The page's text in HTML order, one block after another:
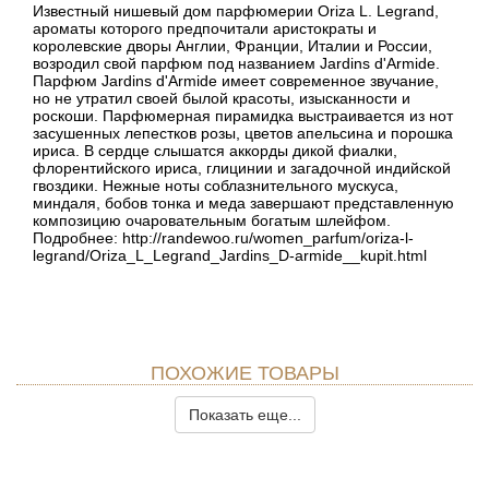
Известный нишевый дом парфюмерии Oriza L. Legrand,
ароматы которого предпочитали аристократы и
королевские дворы Англии, Франции, Италии и России,
возродил свой парфюм под названием Jardins d'Armide.
Парфюм Jardins d'Armide имеет современное звучание,
но не утратил своей былой красоты, изысканности и
роскоши. Парфюмерная пирамидка выстраивается из нот
засушенных лепестков розы, цветов апельсина и порошка
ириса. В сердце слышатся аккорды дикой фиалки,
флорентийского ириса, глицинии и загадочной индийской
гвоздики. Нежные ноты соблазнительного мускуса,
миндаля, бобов тонка и меда завершают представленную
композицию очаровательным богатым шлейфом.
Подробнее: http://randewoo.ru/women_parfum/oriza-l-
legrand/Oriza_L_Legrand_Jardins_D-armide__kupit.html
ПОХОЖИЕ ТОВАРЫ
Показать еще...